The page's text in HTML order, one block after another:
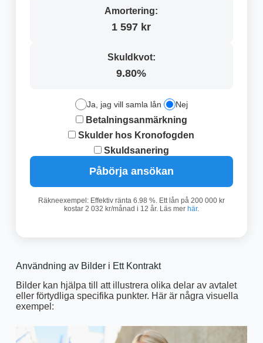
Amortering:
1 597 kr
Skuldkvot:
9.80%
Ja, jag vill samla lån Nej
Betalningsanmärkning
Skulder hos Kronofogden
Skuldsanering
Påbörja ansökan
Räkneexempel: Effektiv ränta 6.98 %. Ett lån på 200 000 kr
kostar 2 032 kr/månad i 12 år. Läs mer här.
Användning av Bilder i Ett Kontrakt
Bilder kan hjälpa till att illustrera olika delar av avtalet
eller förtydliga specifika punkter. Här är några visuella
exempel: